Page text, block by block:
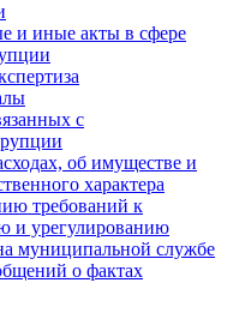
и иные акты в сфере
с
об имуществе и
характера
требований к
и урегулированию
муниципальной службе
о фактах